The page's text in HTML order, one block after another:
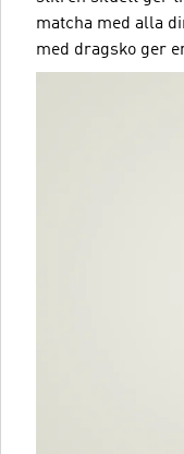
matcha med alla
med dragsko ger